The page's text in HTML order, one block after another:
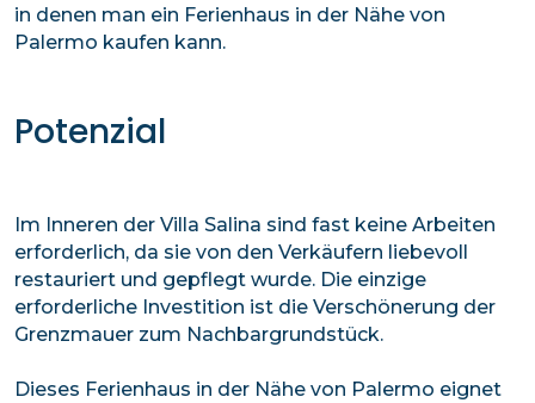
in denen man ein Ferienhaus in der Nähe von
Palermo kaufen kann.
Potenzial
Im Inneren der Villa Salina sind fast keine Arbeiten
erforderlich, da sie von den Verkäufern liebevoll
restauriert und gepflegt wurde. Die einzige
erforderliche Investition ist die Verschönerung der
Grenzmauer zum Nachbargrundstück.
Dieses Ferienhaus in der Nähe von Palermo eignet